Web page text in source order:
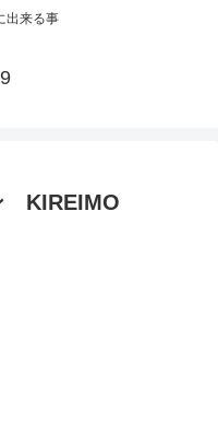
出来る事
KIREIMO